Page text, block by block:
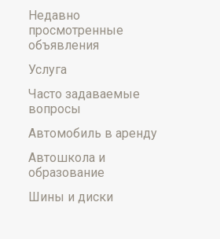
Недавно
просмотренные
объявления
Услуга
Часто задаваемые
вопросы
Автомобиль в аренду
Автошкола и
образование
Шины и диски